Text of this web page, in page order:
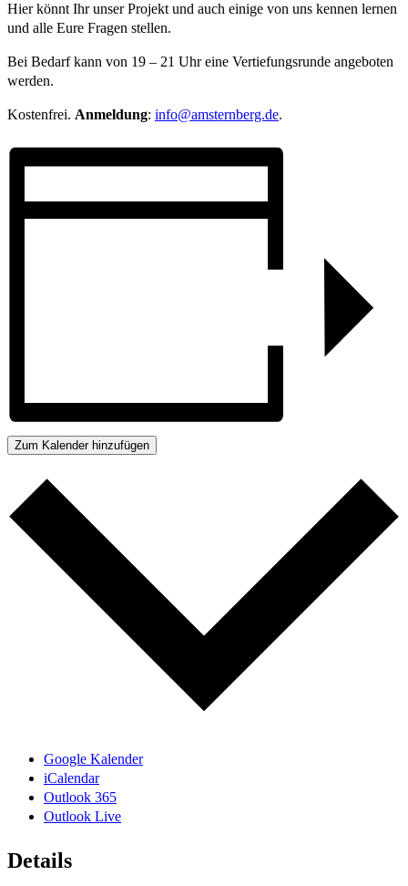
Hier könnt Ihr unser Projekt und auch einige von uns kennen lernen
und alle Eure Fragen stellen.
Bei Bedarf kann von 19 – 21 Uhr eine Vertiefungsrunde angeboten
werden.
Kostenfrei. Anmeldung: info@amsternberg.de.
Zum Kalender hinzufügen
Google Kalender
iCalendar
Outlook 365
Outlook Live
Details